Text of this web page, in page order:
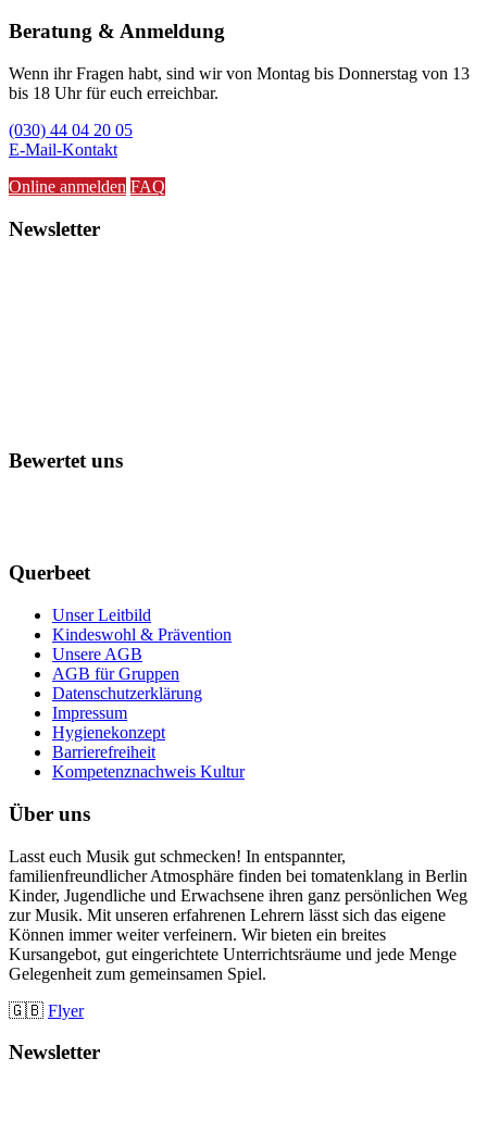
Beratung & Anmeldung
Wenn ihr Fragen habt, sind wir von Montag bis Donnerstag von 13
bis 18 Uhr für euch erreichbar.
(030) 44 04 20 05
E-Mail-Kontakt
Online anmelden FAQ
Newsletter
Bewertet uns
Querbeet
Unser Leitbild
Kindeswohl & Prävention
Unsere AGB
AGB für Gruppen
Datenschutzerklärung
Impressum
Hygienekonzept
Barrierefreiheit
Kompetenznachweis Kultur
Über uns
Lasst euch Musik gut schmecken! In entspannter,
familienfreundlicher Atmosphäre finden bei tomatenklang in Berlin
Kinder, Jugendliche und Erwachsene ihren ganz persönlichen Weg
zur Musik. Mit unseren erfahrenen Lehrern lässt sich das eigene
Können immer weiter verfeinern. Wir bieten ein breites
Kursangebot, gut eingerichtete Unterrichtsräume und jede Menge
Gelegenheit zum gemeinsamen Spiel.
🇬🇧 Flyer
Newsletter